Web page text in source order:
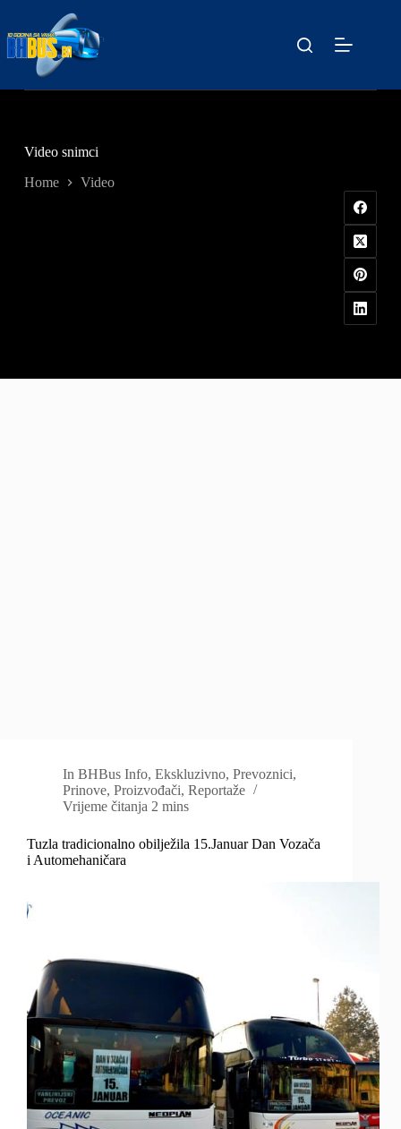
content
Video snimci
Home Video
In BHBus Info,Ekskluzivno,Prevoznici,
Prinove, Proizvođači, Reportaže
Vrijeme čitanja 2 mins
Tuzla tradicionalno obilježila 15.Januar Dan Vozača
i Automehaničara